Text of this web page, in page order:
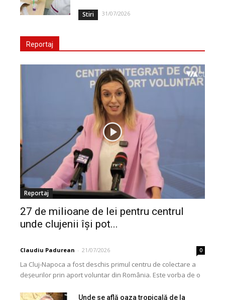
Stiri 31/07/2026
Reportaj
Reportaj
27 de milioane de lei pentru centrul
unde clujenii își pot...
Claudiu Padurean - 21/07/2026 0
La Cluj-Napoca a fost deschis primul centru de colectare a
deșeurilor prin aport voluntar din România. Este vorba de o
Unde se află oaza tropicală de la